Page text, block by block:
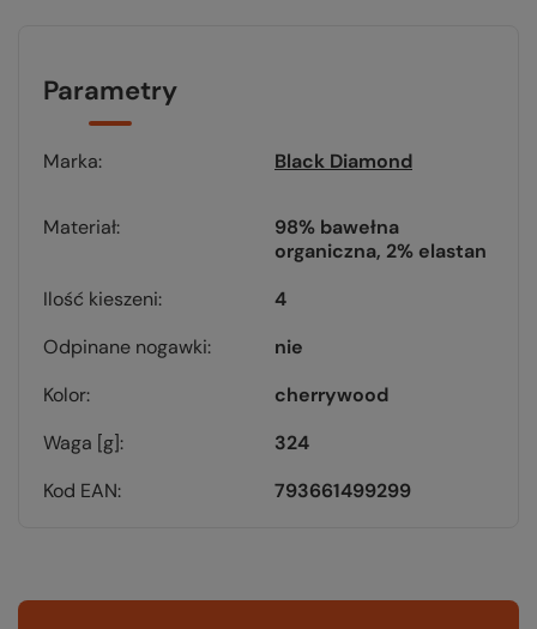
Parametry
Marka Black Diamond
Materiał
98% bawełna
organiczna, 2% elastan
Ilość kieszeni
4
Odpinane nogawki
nie
Kolor
cherrywood
Waga [g]
324
Kod EAN
793661499299